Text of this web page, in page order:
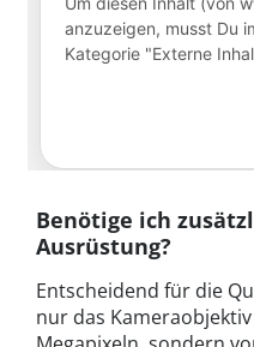
Benötige ich
Ausrüstung?
Entscheidend für die
nur das